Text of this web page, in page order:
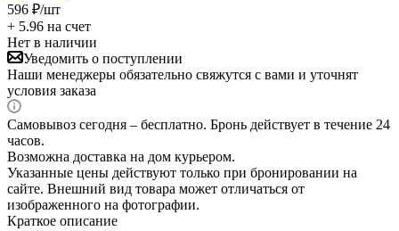
596 ₽/шт
+ 5.96 на счет
Нет в наличии
Уведомить о поступлении
Наши менеджеры обязательно свяжутся с вами и уточнят
условия заказа
Самовывоз сегодня – бесплатно. Бронь действует в течение 24
часов.
Возможна доставка на дом курьером.
Указанные цены действуют только при бронировании на
сайте. Внешний вид товара может отличаться от
изображенного на фотографии.
Краткое описание